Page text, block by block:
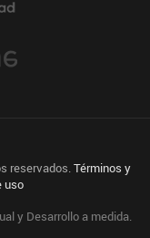
reservados.Términos y
uso
y Desarrollo a medida.